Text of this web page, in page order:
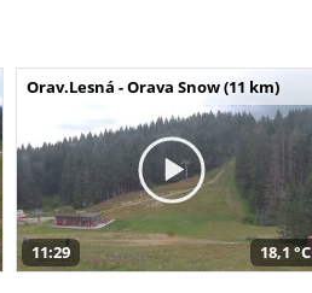
Orav.Lesná - Orava Snow (11 km)
11:29 18,1 °C